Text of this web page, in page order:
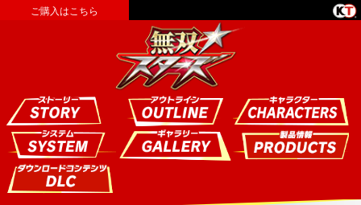
ご購入はこちら